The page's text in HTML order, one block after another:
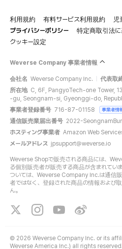
利用規約 有料サービス利用規約
児
プライバシーポリシー
特定商取引法
クッキー設定
Weverse Company 事業者情報
会社名 Weverse Company Inc. 代表取
所在地 C, 6F, PangyoTech-one Tower,
-gu, Seongnam-si, Gyeonggi-do,
事業者登録番号 716-87-01158 事業者情
通信販売業届出番号 2022-
ホスティング事業者 Amazon Web
メールアドレス jpsupport@weverse.io
Weverse Shopで販売される商品には、
る個別販売者が販売する商品が含まれてい
ついては、Weverse Company Inc.は通信
者ではなく、登録された商品の情報および
ん。
© 2026 Weverse Company Inc. or its
Weverse America Inc.) all rights reserved.